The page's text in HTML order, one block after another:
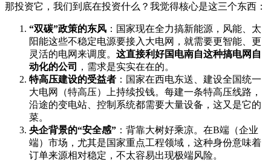
那投资它，我们到底在投资什么？我觉得核心是这三个东西：
“双碳”政策的东风 ：国家现在全力搞新能源，风能、太
阳能这些不稳定电源要接入大电网，就需要更智能、更
灵活的电网来调度。 这直接利好国电南自这种搞电网自
动化的公司
，需求是实实在在的。
特高压建设的受益者 ：国家在西电东送、建设全国统一
大电网（特高压）上持续投钱。每建一条特高压线路，
沿途的变电站、控制系统都需要大量设备，这又是它的
菜。
央企背景的“安全感” ：背靠大树好乘凉。在B端（企业
端）市场，尤其是国家重点工程领域，这种身份意味着
订单来源相对稳定，不太容易出现极端风险。